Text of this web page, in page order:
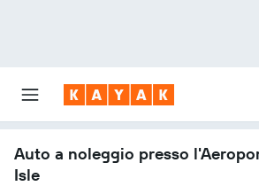
Auto a noleggio presso
Isle